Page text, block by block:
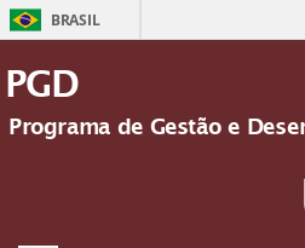
BRASIL
PGD
Programa de Gestão e